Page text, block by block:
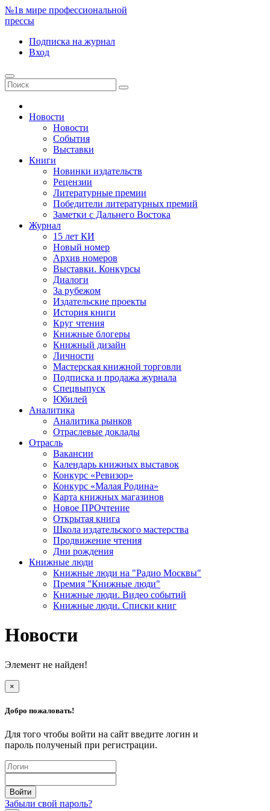
№1в мире профессиональной
прессы
Подписка на журнал
Вход
Новости
Новости
События
Выставки
Книги
Новинки издательств
Рецензии
Литературные премии
Победители литературных премий
Заметки с Дальнего Востока
Журнал
15 лет КИ
Новый номер
Архив номеров
Выставки. Конкурсы
Диалоги
За рубежом
Издательские проекты
История книги
Круг чтения
Книжные блогеры
Книжный дизайн
Личности
Мастерская книжной торговли
Подписка и продажа журнала
Спецвыпуск
Юбилей
Аналитика
Аналитика рынков
Отраслевые доклады
Отрасль
Вакансии
Календарь книжных выставок
Конкурс «Ревизор»
Конкурс «Малая Родина»
Карта книжных магазинов
Новое ПРОчтение
Открытая книга
Школа издательского мастерства
Продвижение чтения
Дни рождения
Книжные люди
Книжные люди на "Радио Москвы"
Премия "Книжные люди"
Книжные люди. Видео событий
Книжные люди. Списки книг
Новости
Элемент не найден!
×
Добро пожаловать!
Для того чтобы войти на сайт введите логин и
пароль полученый при регистрации.
Забыли свой пароль?